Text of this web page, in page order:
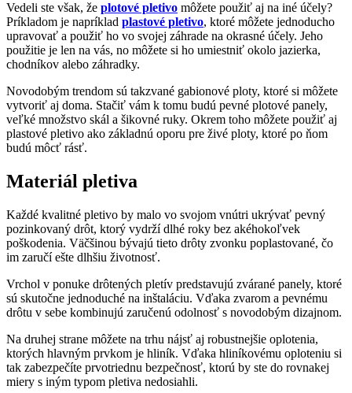
Vedeli ste však, že plotové pletivo môžete použiť aj na iné účely?
Príkladom je napríklad plastové pletivo, ktoré môžete jednoducho
upravovať a použiť ho vo svojej záhrade na okrasné účely. Jeho
použitie je len na vás, no môžete si ho umiestniť okolo jazierka,
chodníkov alebo záhradky.
Novodobým trendom sú takzvané gabionové ploty, ktoré si môžete
vytvoriť aj doma. Stačiť vám k tomu budú pevné plotové panely,
veľké množstvo skál a šikovné ruky. Okrem toho môžete použiť aj
plastové pletivo ako základnú oporu pre živé ploty, ktoré po ňom
budú môcť rásť.
Materiál pletiva
Každé kvalitné pletivo by malo vo svojom vnútri ukrývať pevný
pozinkovaný drôt, ktorý vydrží dlhé roky bez akéhokoľvek
poškodenia. Väčšinou bývajú tieto drôty zvonku poplastované, čo
im zaručí ešte dlhšiu životnosť.
Vrchol v ponuke drôtených pletív predstavujú zvárané panely, ktoré
sú skutočne jednoduché na inštaláciu. Vďaka zvarom a pevnému
drôtu v sebe kombinujú zaručenú odolnosť s novodobým dizajnom.
Na druhej strane môžete na trhu nájsť aj robustnejšie oplotenia,
ktorých hlavným prvkom je hliník. Vďaka hliníkovému oploteniu si
tak zabezpečíte prvotriednu bezpečnosť, ktorú by ste do rovnakej
miery s iným typom pletiva nedosiahli.